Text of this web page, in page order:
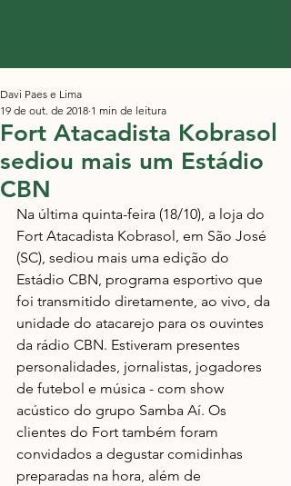
Fort Atacadista Kobrasol
sediou mais um Estádio
CBN
Davi Paes e Lima
19 de out. de 2018 1 min de leitura
Na última quinta-feira (18/10), a loja do
Fort Atacadista Kobrasol, em São José
(SC), sediou mais uma edição do
Estádio CBN, programa esportivo que
foi transmitido diretamente, ao vivo, da
unidade do atacarejo para os ouvintes
da rádio CBN. Estiveram presentes
personalidades, jornalistas, jogadores
de futebol e música - com show
acústico do grupo Samba Aí. Os
clientes do Fort também foram
convidados a degustar comidinhas
preparadas na hora, além de